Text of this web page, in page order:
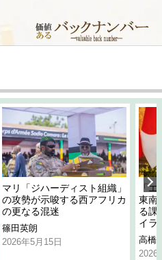
マリ「ジハーディスト組織」
の攻勢が示唆する西アフリカ
の更なる混迷
篠田英朗
2026年5月15日
「
東南
る課
イラ
高橋
2026